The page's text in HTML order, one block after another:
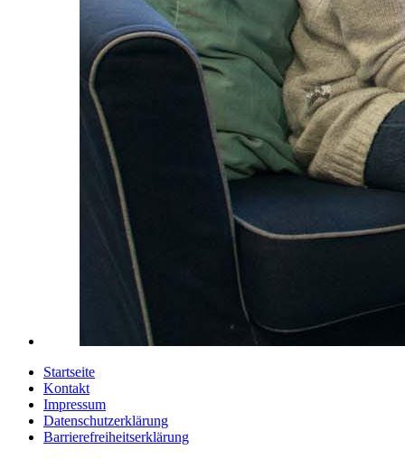
Startseite
Kontakt
Impressum
Datenschutzerklärung
Barrierefreiheitserklärung